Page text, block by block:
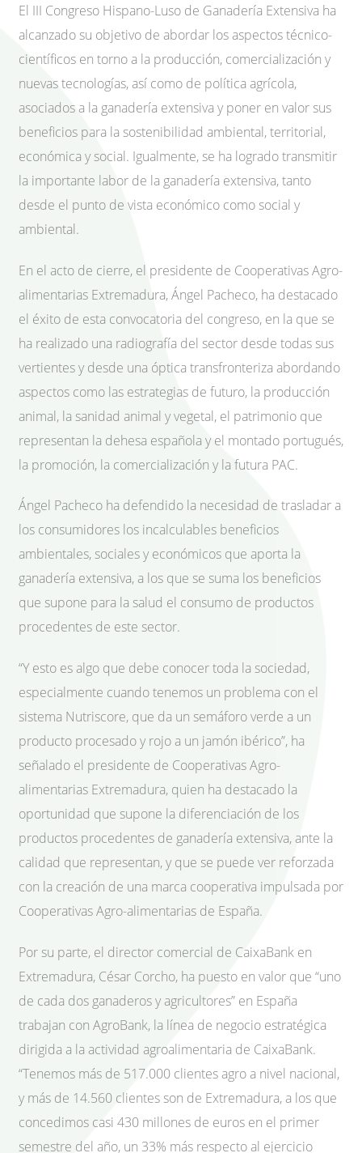
El III Congreso Hispano-Luso de Ganadería Extensiva ha
alcanzado su objetivo de abordar los aspectos técnico-
científicos en torno a la producción, comercialización y
nuevas tecnologías, así como de política agrícola,
asociados a la ganadería extensiva y poner en valor sus
beneficios para la sostenibilidad ambiental, territorial,
económica y social. Igualmente, se ha logrado transmitir
la importante labor de la ganadería extensiva, tanto
desde el punto de vista económico como social y
ambiental.
En el acto de cierre, el presidente de Cooperativas Agro-
alimentarias Extremadura, Ángel Pacheco, ha destacado
el éxito de esta convocatoria del congreso, en la que se
ha realizado una radiografía del sector desde todas sus
vertientes y desde una óptica transfronteriza abordando
aspectos como las estrategias de futuro, la producción
animal, la sanidad animal y vegetal, el patrimonio que
representan la dehesa española y el montado portugués,
la promoción, la comercialización y la futura PAC.
Ángel Pacheco ha defendido la necesidad de trasladar a
los consumidores los incalculables beneficios
ambientales, sociales y económicos que aporta la
ganadería extensiva, a los que se suma los beneficios
que supone para la salud el consumo de productos
procedentes de este sector.
“Y esto es algo que debe conocer toda la sociedad,
especialmente cuando tenemos un problema con el
sistema Nutriscore, que da un semáforo verde a un
producto procesado y rojo a un jamón ibérico”, ha
señalado el presidente de Cooperativas Agro-
alimentarias Extremadura, quien ha destacado la
oportunidad que supone la diferenciación de los
productos procedentes de ganadería extensiva, ante la
calidad que representan, y que se puede ver reforzada
con la creación de una marca cooperativa impulsada por
Cooperativas Agro-alimentarias de España.
Por su parte, el director comercial de CaixaBank en
Extremadura, César Corcho, ha puesto en valor que “uno
de cada dos ganaderos y agricultores” en España
trabajan con AgroBank, la línea de negocio estratégica
dirigida a la actividad agroalimentaria de CaixaBank.
“Tenemos más de 517.000 clientes agro a nivel nacional,
y más de 14.560 clientes son de Extremadura, a los que
concedimos casi 430 millones de euros en el primer
semestre del año, un 33% más respecto al ejercicio